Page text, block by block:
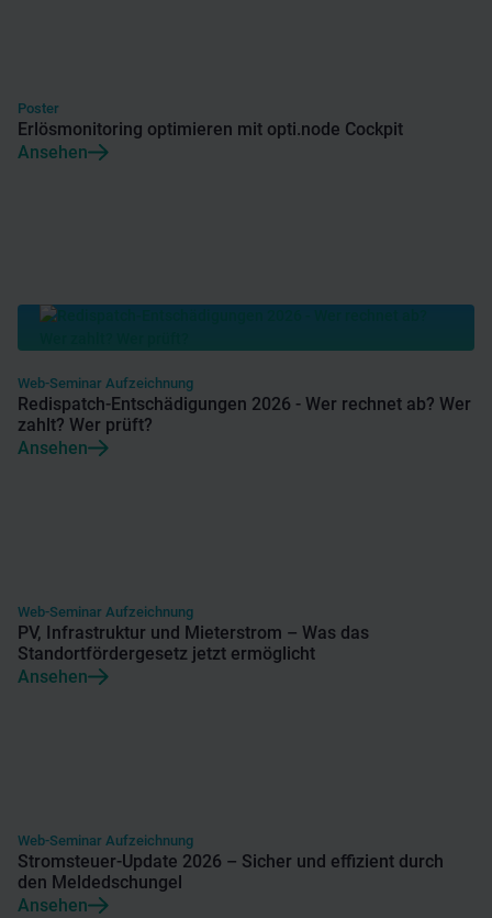
Poster
Erlösmonitoring optimieren mit opti.node Cockpit
Ansehen
Web-Seminar Aufzeichnung
Redispatch-Entschädigungen 2026 - Wer rechnet ab? Wer
zahlt? Wer prüft?
Ansehen
Web-Seminar Aufzeichnung
PV, Infrastruktur und Mieterstrom – Was das
Standortfördergesetz jetzt ermöglicht
Ansehen
Web-Seminar Aufzeichnung
Stromsteuer-Update 2026 – Sicher und effizient durch
den Meldedschungel
Ansehen